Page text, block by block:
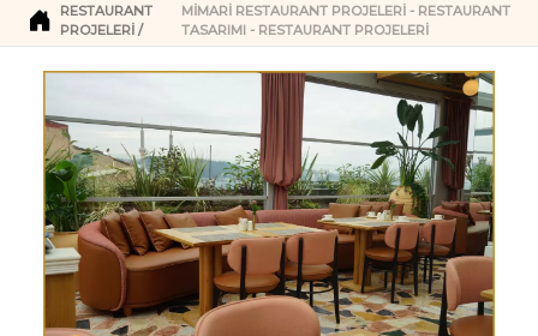
RESTAURANT
PROJELERI
MİMARİ RESTAURANT PROJELERİ - RESTAURANT
TASARIMI - RESTAURANT PROJELERİ